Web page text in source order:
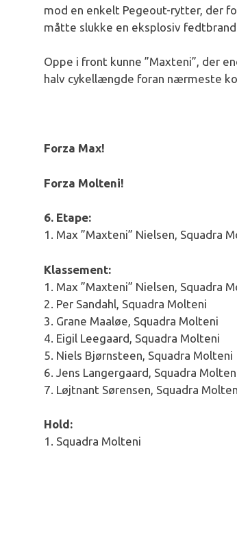
mod en enkelt Pegeout-rytter, der
måtte slukke en eksplosiv
Oppe i front kunne ”Maxteni”, der
halv cykellængde foran nærmeste
Forza Max!
Forza Molteni!
6. Etape:
1. Max ”Maxteni” Nielsen, Squadra
Klassement:
1. Max ”Maxteni” Nielsen, Squadra
2. Per Sandahl, Squadra Molteni
3. Grane Maaløe, Squadra Molteni
4. Eigil Leegaard, Squadra Molteni
5. Niels Bjørnsteen, Squadra Molteni
6. Jens Langergaard, Squadra
7. Løjtnant Sørensen, Squadra
Hold:
1. Squadra Molteni